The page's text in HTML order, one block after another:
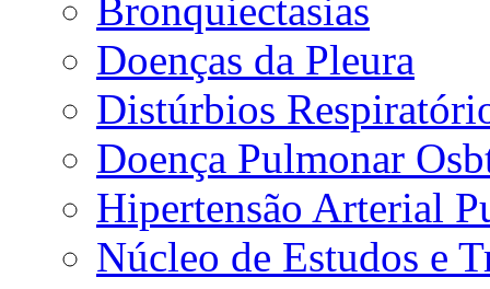
Bronquiectasias
Doenças da Pleura
Distúrbios
Doença Pulmonar
Hipertensão Arterial
Núcleo de Estudos e